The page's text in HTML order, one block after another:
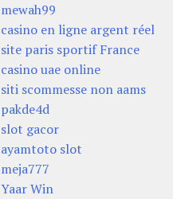
mewah99
casino en ligne argent réel
site paris sportif France
casino uae online
siti scommesse non aams
pakde4d
slot gacor
ayamtoto slot
meja777
Yaar Win